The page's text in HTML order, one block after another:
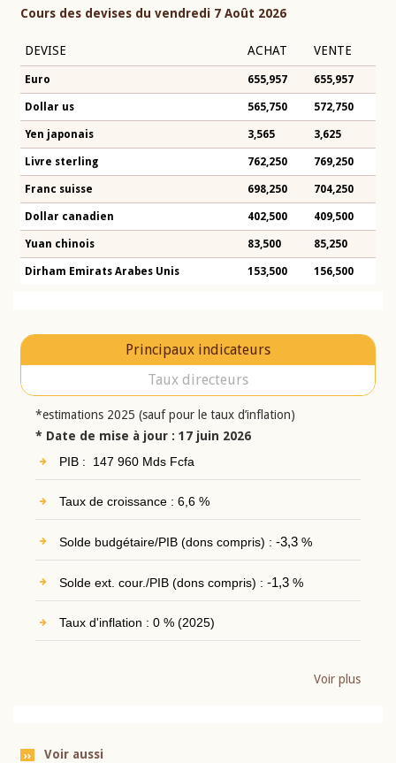
Cours des devises du vendredi 7 Août 2026
DEVISE ACHAT VENTE
Euro 655,957 655,957
Dollar us 565,750 572,750
Yen japonais 3,565 3,625
Livre sterling 762,250 769,250
Franc suisse 698,250 704,250
Dollar canadien 402,500 409,500
Yuan chinois 83,500 85,250
Dirham Emirats Arabes Unis 153,500 156,500
Principaux indicateurs
Taux directeurs
*estimations 2025 (sauf pour le taux d’inflation)
* Date de mise à jour : 17 juin 2026
PIB : 147 960 Mds Fcfa
Taux de croissance : 6,6 %
Solde budgétaire/PIB (dons compris) : -3,3%
Solde ext. cour./PIB (dons compris) : -1,3%
Taux d'inflation : 0 % (2025)
Voir plus
Voir aussi